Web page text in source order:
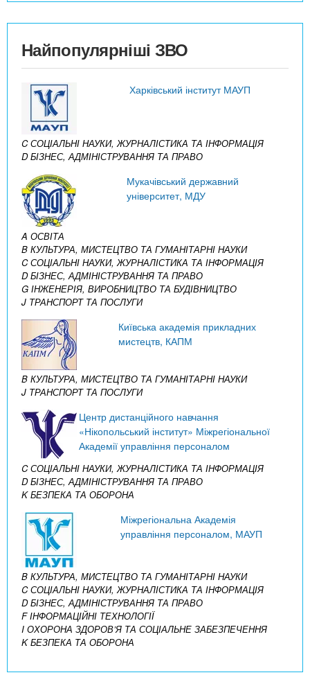
Найпопулярніші ЗВО
Харківський інститут МАУП
C СОЦІАЛЬНІ НАУКИ, ЖУРНАЛІСТИКА ТА ІНФОРМАЦІЯ
D БІЗНЕС, АДМІНІСТРУВАННЯ ТА ПРАВО
Мукачівський державний
університет, МДУ
A ОСВІТА
B КУЛЬТУРА, МИСТЕЦТВО ТА ГУМАНІТАРНІ НАУКИ
C СОЦІАЛЬНІ НАУКИ, ЖУРНАЛІСТИКА ТА ІНФОРМАЦІЯ
D БІЗНЕС, АДМІНІСТРУВАННЯ ТА ПРАВО
G ІНЖЕНЕРІЯ, ВИРОБНИЦТВО ТА БУДІВНИЦТВО
J ТРАНСПОРТ ТА ПОСЛУГИ
Київська академія прикладних
мистецтв, КАПМ
B КУЛЬТУРА, МИСТЕЦТВО ТА ГУМАНІТАРНІ НАУКИ
J ТРАНСПОРТ ТА ПОСЛУГИ
Центр дистанційного навчання
«Нікопольський інститут» Міжрегіональної
Академії управління персоналом
C СОЦІАЛЬНІ НАУКИ, ЖУРНАЛІСТИКА ТА ІНФОРМАЦІЯ
D БІЗНЕС, АДМІНІСТРУВАННЯ ТА ПРАВО
K БЕЗПЕКА ТА ОБОРОНА
Міжрегіональна Академія
управління персоналом, МАУП
B КУЛЬТУРА, МИСТЕЦТВО ТА ГУМАНІТАРНІ НАУКИ
C СОЦІАЛЬНІ НАУКИ, ЖУРНАЛІСТИКА ТА ІНФОРМАЦІЯ
D БІЗНЕС, АДМІНІСТРУВАННЯ ТА ПРАВО
F ІНФОРМАЦІЙНІ ТЕХНОЛОГІЇ
I ОХОРОНА ЗДОРОВ’Я ТА СОЦІАЛЬНЕ ЗАБЕЗПЕЧЕННЯ
K БЕЗПЕКА ТА ОБОРОНА